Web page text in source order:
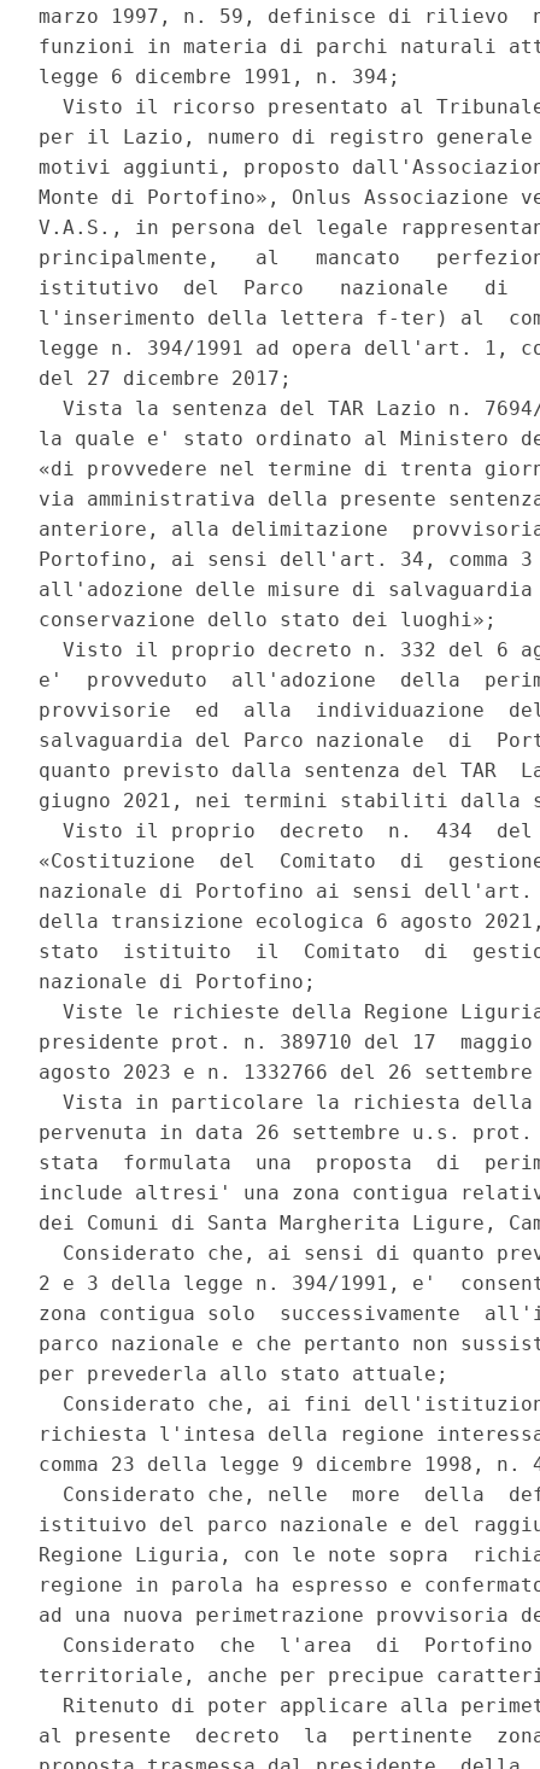
marzo 1997, n. 59, definisce di rilievo
funzioni in materia di parchi naturali
legge 6 dicembre 1991, n. 394;
Visto il ricorso presentato al
per il Lazio, numero di registro generale
motivi aggiunti, proposto
Monte di Portofino», Onlus
V.A.S., in persona del legale
principalmente,   al   mancato
istitutivo  del  Parco   nazionale   di
l'inserimento della lettera f-ter) al
legge n. 394/1991 ad opera dell'art. 1,
del 27 dicembre 2017;
Vista la sentenza del TAR Lazio n.
la quale e' stato ordinato al Ministero
«di provvedere nel termine di trenta
via amministrativa della presente
anteriore, alla delimitazione
Portofino, ai sensi dell'art. 34, comma
all'adozione delle misure di
conservazione dello stato dei luoghi»;
Visto il proprio decreto n. 332 del 6
e'  provveduto  all'adozione  della
provvisorie  ed  alla  individuazione
salvaguardia del Parco nazionale  di
quanto previsto dalla sentenza del TAR
giugno 2021, nei termini stabiliti dalla
Visto il proprio  decreto  n.  434
«Costituzione  del  Comitato  di
nazionale di Portofino ai sensi dell'art.
della transizione ecologica 6 agosto
stato  istituito  il  Comitato  di
nazionale di Portofino;
Viste le richieste della Regione
presidente prot. n. 389710 del 17
agosto 2023 e n. 1332766 del 26
Vista in particolare la richiesta
pervenuta in data 26 settembre u.s.
stata  formulata  una  proposta  di
include altresi' una zona contigua
dei Comuni di Santa Margherita Ligure,
Considerato che, ai sensi di quanto
2 e 3 della legge n. 394/1991, e'
zona contigua solo  successivamente
parco nazionale e che pertanto non
per prevederla allo stato attuale;
Considerato che, ai fini
richiesta l'intesa della regione
comma 23 della legge 9 dicembre 1998, n.
Considerato che, nelle  more  della
istituivo del parco nazionale e del
Regione Liguria, con le note sopra
regione in parola ha espresso e
ad una nuova perimetrazione provvisoria
Considerato  che  l'area  di
territoriale, anche per precipue
Ritenuto di poter applicare alla
al presente  decreto  la  pertinente